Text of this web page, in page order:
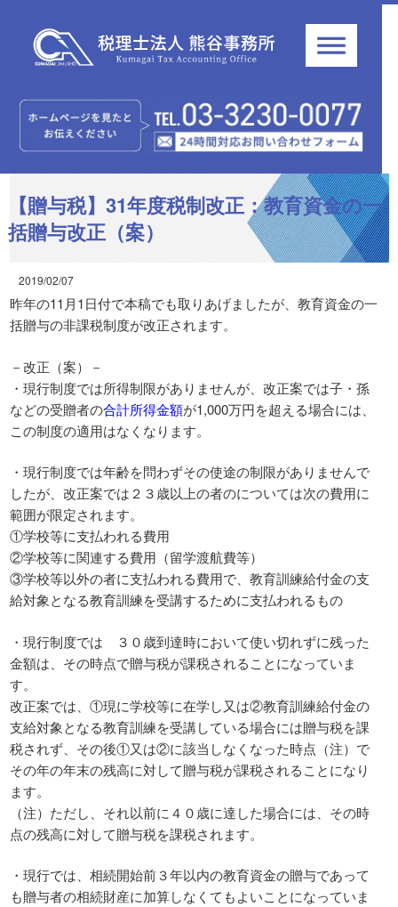
【贈与税】31年度税制改正：教育資金の一
括贈与改正（案）
2019/02/07
昨年の11月1日付で本稿でも取りあげましたが、教育資金の一
括贈与の非課税制度が改正されます。
－改正（案）－
・現行制度では所得制限がありませんが、改正案では子・孫
などの受贈者の合計所得金額が1,000万円を超える場合には、
この制度の適用はなくなります。
・現行制度では年齢を問わずその使途の制限がありませんで
したが、改正案では２３歳以上の者のについては次の費用に
範囲が限定されます。
①学校等に支払われる費用
②学校等に関連する費用（留学渡航費等）
③学校等以外の者に支払われる費用で、教育訓練給付金の支
給対象となる教育訓練を受講するために支払われるもの
・現行制度では ３０歳到達時において使い切れずに残った
金額は、その時点で贈与税が課税されることになっていま
す。
改正案では、①現に学校等に在学し又は②教育訓練給付金の
支給対象となる教育訓練を受講している場合には贈与税を課
税されず、その後①又は②に該当しなくなった時点（注）で
その年の年末の残高に対して贈与税が課税されることになり
ます。
（注）ただし、それ以前に４０歳に達した場合には、その時
点の残高に対して贈与税を課税されます。
・現行では、相続開始前３年以内の教育資金の贈与であって
も贈与者の相続財産に加算しなくてもよいことになっていま